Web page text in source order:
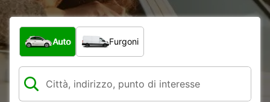
Scegli la tipologia di veicolo:
Auto Furgoni